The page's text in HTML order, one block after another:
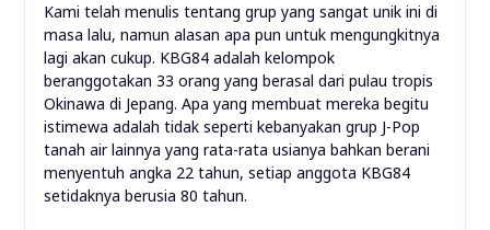
Kami telah menulis tentang grup yang sangat unik ini di
masa lalu, namun alasan apa pun untuk mengungkitnya
lagi akan cukup. KBG84 adalah kelompok
beranggotakan 33 orang yang berasal dari pulau tropis
Okinawa di Jepang. Apa yang membuat mereka begitu
istimewa adalah tidak seperti kebanyakan grup J-Pop
tanah air lainnya yang rata-rata usianya bahkan berani
menyentuh angka 22 tahun, setiap anggota KBG84
setidaknya berusia 80 tahun.